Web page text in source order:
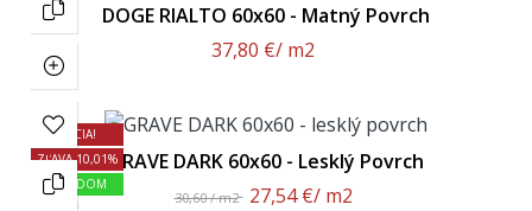
DOGE RIALTO 60x60 - Matný Povrch
37,80 €/ m2
AKCIA!
ZĽAVA 10,01%
SKLADOM
GRAVE DARK 60x60 - Lesklý Povrch
30,60 / m2 27,54 €/ m2